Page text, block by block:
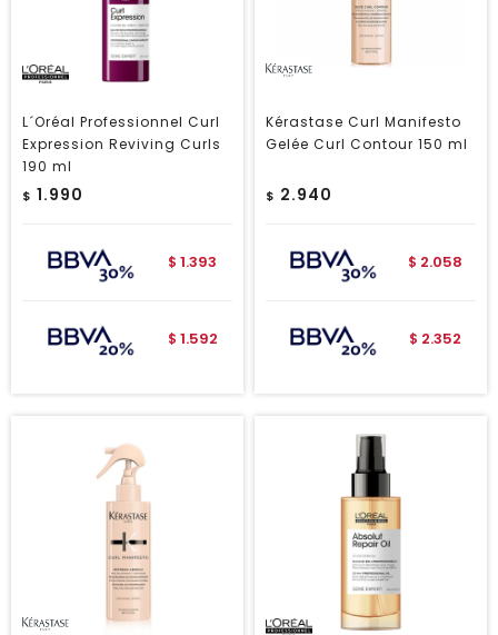
L´Oréal Professionnel Curl
Expression Reviving Curls
190 ml
$ 1.990
$ 1.393
$ 1.592
Kérastase Curl Manifesto
Gelée Curl Contour 150 ml
$ 2.940
$ 2.058
$ 2.352